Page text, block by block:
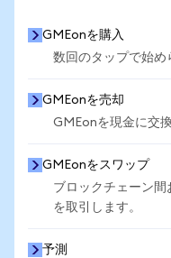
GMEonを購入
数回のタップで始め
GMEonを売却
GMEonを現金に交換
GMEonをスワップ
ブロックチェーン
を取引します。
予測